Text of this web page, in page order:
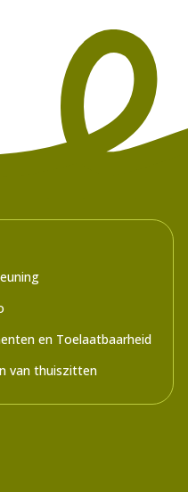
en Toelaatbaarheid
van thuiszitten